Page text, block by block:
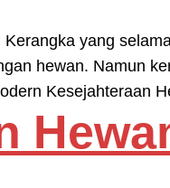
yang
hewan. Namun
Kesejahteraan